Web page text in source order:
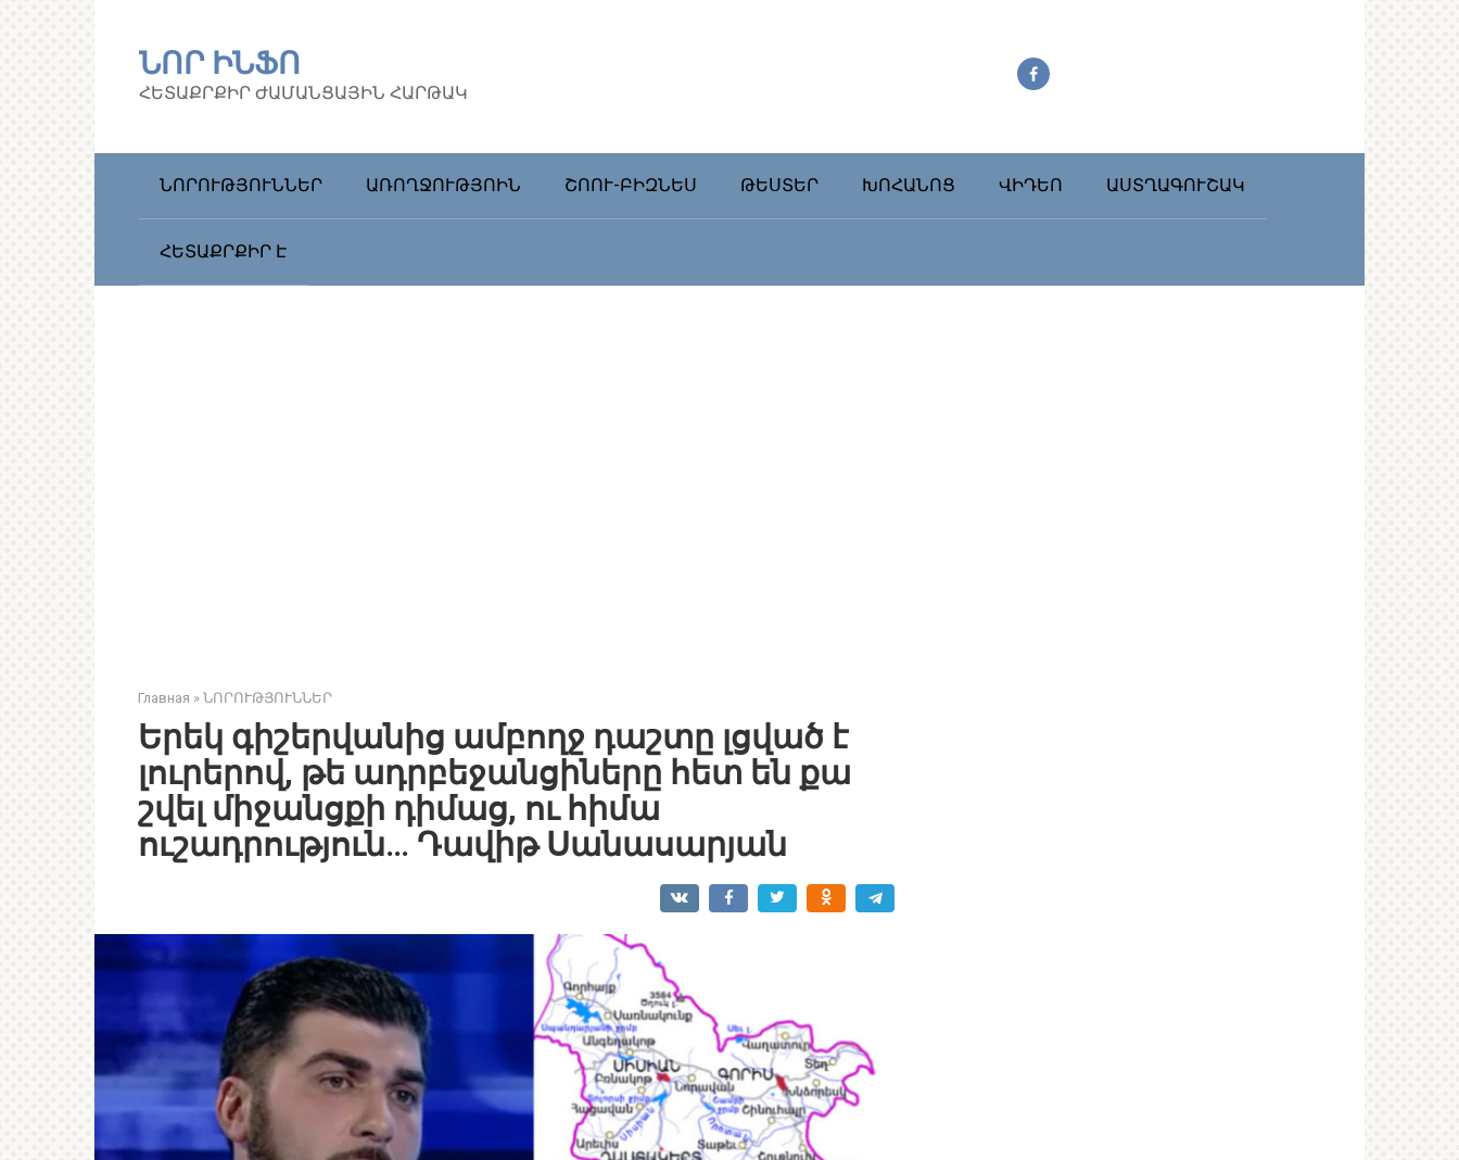
ՆՈՐ ԻՆՖՈ
ՀԵՏԱՔՐՔԻՐ ԺԱՄԱՆՑԱՅԻՆ ՀԱՐԹԱԿ
ՆՈՐՈՒԹՅՈՒՆՆԵՐ ԱՌՈՂՋՈՒԹՅՈԻՆ ՇՈՈՒ-ԲԻԶՆԵՍ ԹԵՍՏԵՐ ԽՈՀԱՆՈՑ ՎԻԴԵՈ ԱՍՏՂԱԳՈՒՇԱԿ
ՀԵՏԱՔՐՔԻՐ Է
Главная » ՆՈՐՈՒԹՅՈՒՆՆԵՐ
Երեկ գիշերվանից ամբողջ դաշտը լցված է
լուրերով, թե ադրբեջանցիները հետ են քա
շվել միջանցքի դիմաց, ու հիմա
ուշադրություն… Դավիթ Սանասարյան